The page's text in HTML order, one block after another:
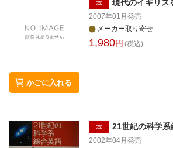
かごに入れる
本 現代のイギリス
2007年01月 発売
メーカー取り寄せ
1,980円 (税込)
本 21世紀の科学系
2002年04月 発売